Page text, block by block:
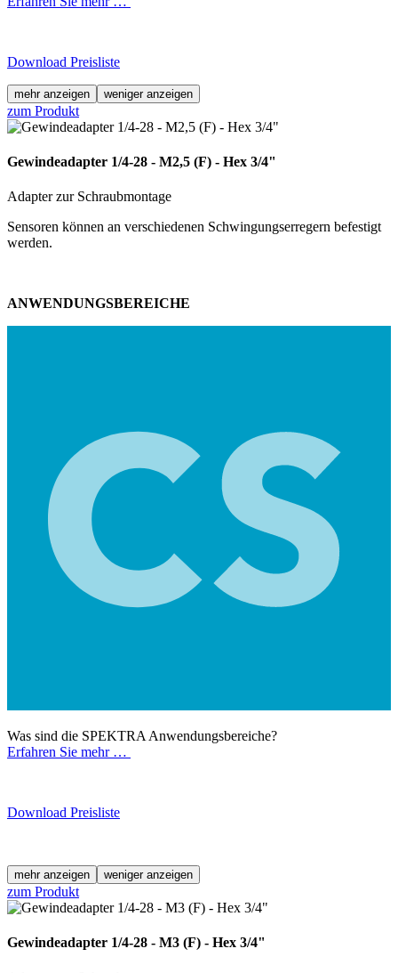
Download Preisliste
mehr anzeigen weniger anzeigen
zum Produkt
Gewindeadapter 1/4-28 - M2,5 (F) - Hex 3/4"
Adapter zur Schraubmontage
Sensoren können an verschiedenen Schwingungserregern befestigt
werden.
ANWENDUNGSBEREICHE
Was sind die SPEKTRA Anwendungsbereiche?
Erfahren Sie mehr …
Download Preisliste
mehr anzeigen weniger anzeigen
zum Produkt
Gewindeadapter 1/4-28 - M3 (F) - Hex 3/4"